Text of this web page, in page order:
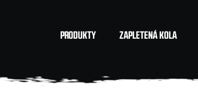
PRODUKTY ZAPLETENÁ KOLA
Co potřebujete